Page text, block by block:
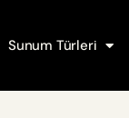
Sunum Türleri